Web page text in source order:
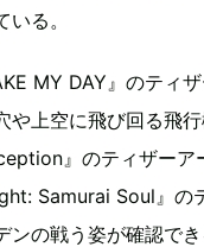
る。
MY DAY』のティザ
や上空に飛び回る飛
』のティザーア
Samurai Soul』の
の戦う姿が確認でき